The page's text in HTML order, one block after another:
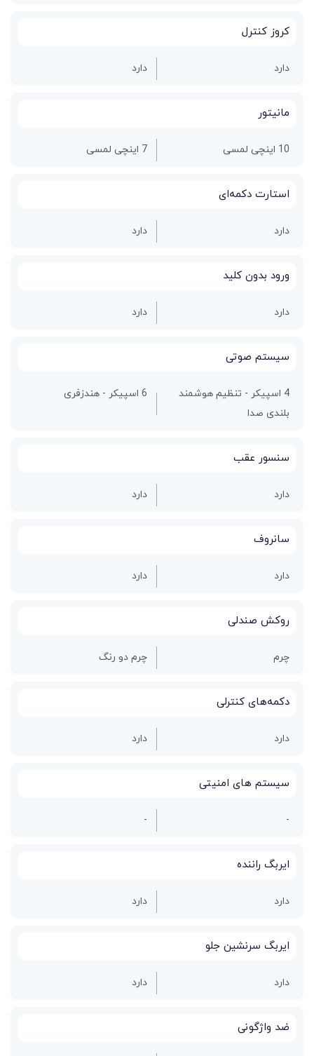
کروز کنترل
دارد دارد
مانیتور
10 اینچی لمسی 7 اینچی لمسی
استارت دکمه‌ای
دارد دارد
ورود بدون کلید
دارد دارد
سیستم صوتی
4 اسپیکر - تنظیم هوشمند
بلندی صدا
6 اسپیکر - هندزفری
سنسور عقب
دارد دارد
سانروف
دارد دارد
روکش صندلی
چرم چرم دو رنگ
دکمه‌های کنترلی
دارد دارد
سیستم های امنیتی
-
-
ایربگ راننده
دارد دارد
ایربگ سرنشین جلو
دارد دارد
ضد واژگونی